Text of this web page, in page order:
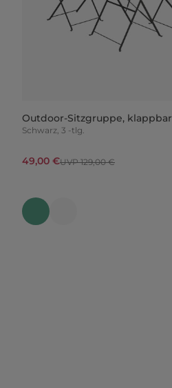
Outdoor-Sitzgruppe, klappbar
Schwarz, 3 -tlg.
49,00 €UVP 129,00 €